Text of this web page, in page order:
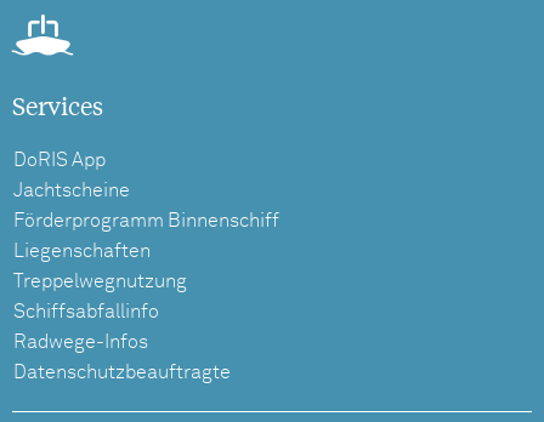
Services
DoRIS App
Jachtscheine
Förderprogramm Binnenschiff
Liegenschaften
Treppelwegnutzung
Schiffsabfallinfo
Radwege-Infos
Datenschutzbeauftragte